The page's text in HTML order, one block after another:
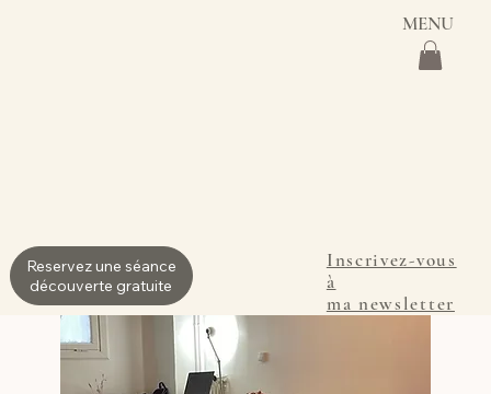
MENU
Reservez une séance
découverte gratuite
Inscrivez-vous
à
ma newsletter